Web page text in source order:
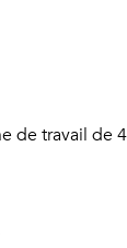
de travail de